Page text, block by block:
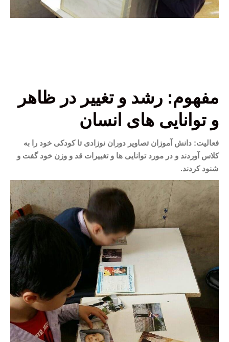
مفهوم: رشد و تغییر در ظاهر
و توانایی های انسان
فعالیت: دانش آموزان تصاویر دوران نوزادی تا کودکی خود را به
کلاس آوردند و در مورد توانایی ها و تغییرات قد و وزن خود گفت و
شنود کردند.